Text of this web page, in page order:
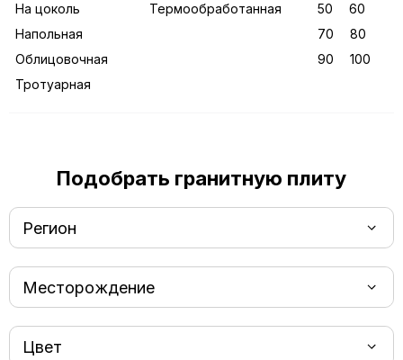
На цоколь
Напольная
Облицовочная
Тротуарная
Термообработанная
50
60
70
80
90
100
Подобрать гранитную плиту
Регион
Месторождение
Цвет